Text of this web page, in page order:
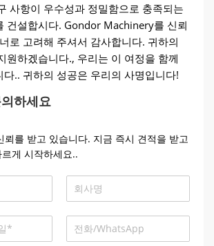
사항이 우수성과 정밀함으로 충족되는
건설합시다. Gondor Machinery를 신뢰
로 고려해 주셔서 감사합니다. 귀하의
원하겠습니다., 우리는 이 여정을 함께
.. 귀하의 성공은 우리의 사명입니다!
하세요
뢰를 받고 있습니다. 지금 즉시 견적을 받고
게 시작하세요..